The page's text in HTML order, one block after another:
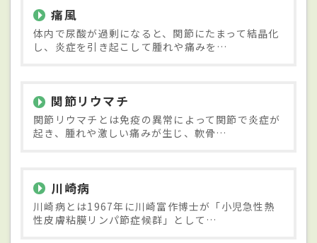
痛風
体内で尿酸が過剰になると、関節にたまって結晶化
し、炎症を引き起こして腫れや痛みを…
関節リウマチ
関節リウマチとは免疫の異常によって関節で炎症が
起き、腫れや激しい痛みが生じ、軟骨…
川崎病
川崎病とは1967年に川崎富作博士が「小児急性熱
性皮膚粘膜リンパ節症候群」として…